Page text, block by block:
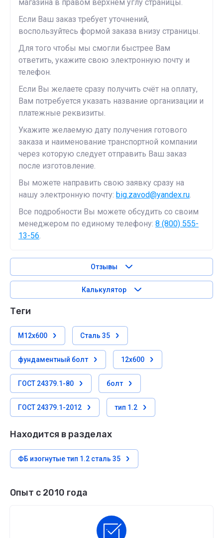
магазина в правом верхнем углу страницы.
Если Ваш заказ требует уточнений,
воспользуйтесь формой заказа внизу страницы.
Для того чтобы мы смогли быстрее Вам
ответить, укажите свою электронную почту и
телефон.
Если Вы желаете сразу получить счёт на оплату,
Вам потребуется указать название организации и
платежные реквизиты.
Укажите желаемую дату получения готового
заказа и наименование транспортной компании
через которую следует отправить Ваш заказ
после изготовление.
Вы можете направить свою заявку сразу на
нашу электронную почту: big.zavod@yandex.ru
Все подробности Вы можете обсудить со своим
менеджером по единому телефону: 8 (800) 555-
13-56
Отзывы
Калькулятор
теги
М12х600 Сталь 35
фундаментный болт 12х600
ГОСТ 24379.1-80 болт
ГОСТ 24379.1-2012 тип 1.2
Находится в разделах
ФБ изогнутые тип 1.2 сталь 35
Опыт с 2010 года